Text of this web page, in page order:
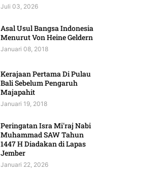
Juli 03, 2026
Asal Usul Bangsa Indonesia
Menurut Von Heine Geldern
Januari 08, 2018
Kerajaan Pertama Di Pulau
Bali Sebelum Pengaruh
Majapahit
Januari 19, 2018
Peringatan Isra Mi'raj Nabi
Muhammad SAW Tahun
1447 H Diadakan di Lapas
Jember
Januari 22, 2026